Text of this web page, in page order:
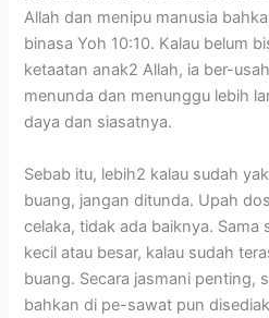
Allah dan menipu manusia
binasa Yoh 10:10. Kalau belum
ketaatan anak2 Allah, ia ber-
menunda dan menunggu lebih
daya dan siasatnya.
Sebab itu, lebih2 kalau sudah
buang, jangan ditunda. Upah
celaka, tidak ada baiknya.
kecil atau besar, kalau sudah
buang. Secara jasmani penting,
bahkan di pe-sawat pun